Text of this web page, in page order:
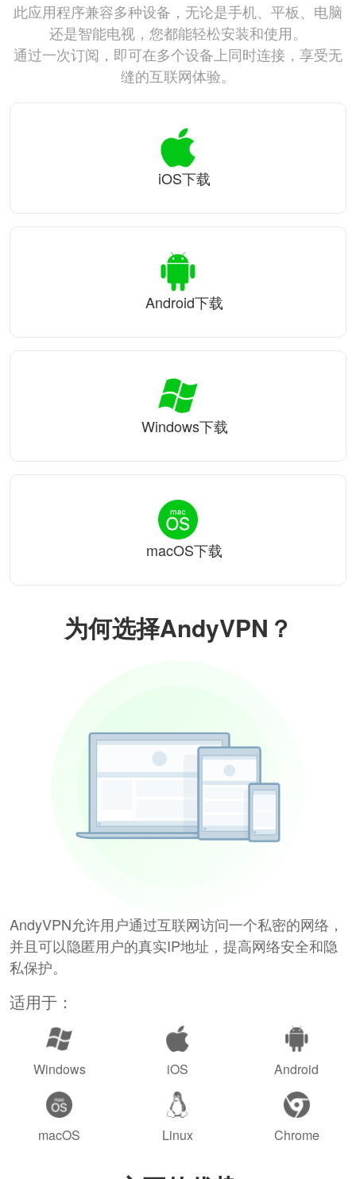
为何选择AndyVPN？
AndyVPN允许用户通过互联网访问一个私密的网络，
并且可以隐匿用户的真实IP地址，提高网络安全和隐
私保护。
适用于：
Windows iOS Android
macOS Linux Chrome
此应用程序兼容多种设备，无论是手机、平板、电脑
还是智能电视，您都能轻松安装和使用。
通过一次订阅，即可在多个设备上同时连接，享受无
缝的互联网体验。
iOS下载
Android下载
Windows下载
macOS下载